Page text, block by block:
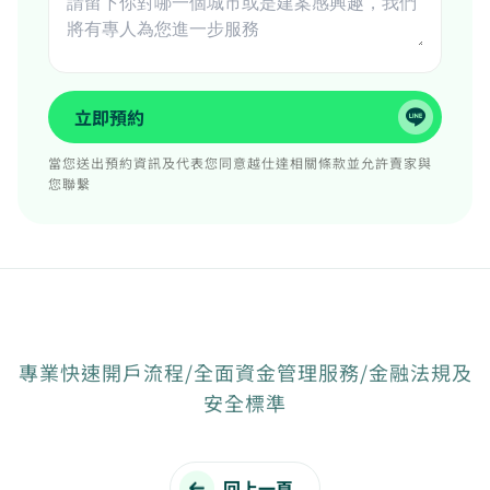
立即預約
當您送出預約資訊及代表您同意越仕達相關條款並允許賣家與
您聯繫
專業快速開戶流程/全面資金管理服務/金融法規及
安全標準